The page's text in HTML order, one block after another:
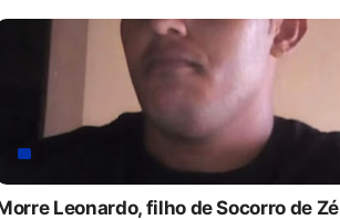
Leonardo, filho de Socorro de Zé